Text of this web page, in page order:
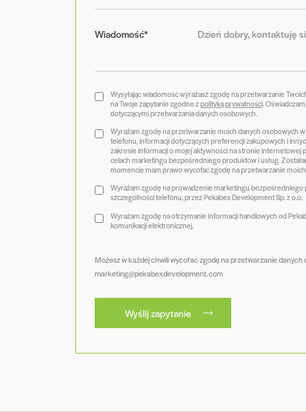
Wiadomość*
Wysyłając wiadomość wyrażasz zgodę na przetwarzanie
na Twoje zapytanie zgodne zpolityką prywatności.
dotyczącymi przetwarzania danych osobowych.
Wyrażam zgodę na przetwarzanie moich danych osobowych
telefonu, informacji dotyczących preferencji zakupowych i
zakresie informacji o mojej aktywności na stronie internetowej
celach marketingu bezpośredniego produktów i usług.
momencie mam prawo wycofać zgodę na przetwarzanie
Wyrażam zgodę na prowadzenie marketingu
szczególności telefonu, przez Pekabex Development Sp. z o.o.
Wyrażam zgodę na otrzymanie informacji handlowych od
komunikacji elektronicznej.
Możesz w każdej chwili wycofać zgodę na przetwarzanie danych
marketing@pekabexdevelopment.com
Wyślij zapytanie